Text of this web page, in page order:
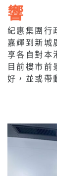
響
紀惠集團行
嘉輝到新城
享各自對本
目前樓市前
好，並或帶